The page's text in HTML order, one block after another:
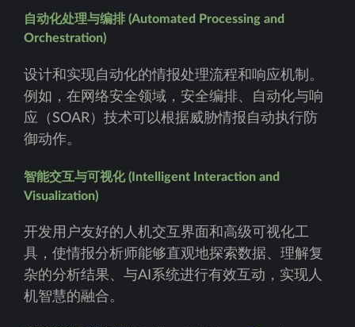
自动化处理与编排 (Automated Processing and
Orchestration)
设计和实现自动化的情报处理流程和响应机制。
例如，在网络安全领域，安全编排、自动化与响
应（SOAR）技术可以根据威胁情报自动执行防
御动作。
智能交互与可视化 (Intelligent Interaction and
Visualization)
开发用户友好的人机交互界面和高级可视化工
具，使情报分析师能够直观地探索数据、理解复
杂的分析结果、与AI系统进行有效互动，实现人
机智慧的融合。